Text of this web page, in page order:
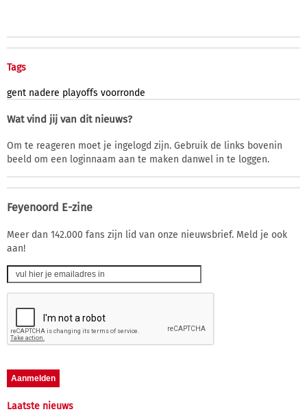
Tags
gent nadere playoffs voorronde
Wat vind jij van dit nieuws?
Om te reageren moet je ingelogd zijn. Gebruik de links bovenin
beeld om een loginnaam aan te maken danwel in te loggen.
Feyenoord E-zine
Meer dan 142.000 fans zijn lid van onze nieuwsbrief. Meld je ook
aan!
Laatste nieuws